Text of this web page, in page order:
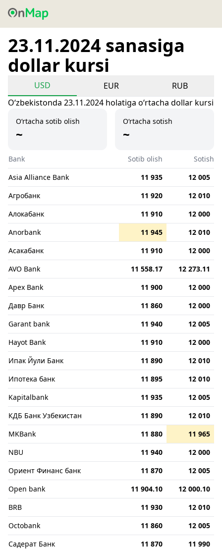
23.11.2024 sanasiga
dollar kursi
USD EUR
RUB
Oʻzbekistonda 23.11.2024 holatiga oʻrtacha dollar kursi
O‘rtacha sotib olish
~
O‘rtacha sotish
~
Bank Sotib olish
Sotish
Asia Alliance Bank
11 935
12 005
Агробанк
11 920
12 010
Алокабанк
11 910
12 000
Anorbank
11 945
12 010
Асакабанк
11 910
12 000
AVO Bank
11 558.17
12 273.11
Apex Bank
11 900
12 000
Давр Банк
11 860
12 000
Garant bank
11 940
12 005
Hayot Bank
11 910
12 000
Ипак Йули Банк
11 890
12 010
Ипотека банк
11 895
12 010
Kapitalbank
11 935
12 005
КДБ Банк Узбекистан
11 890
12 010
MKBank
11 880
11 965
NBU
11 940
12 000
Ориент Финанс банк
11 870
12 005
Open bank
11 904.10
12 000.10
BRB
11 930
12 010
Octobank
11 860
12 005
Садерат Банк
11 870
11 990